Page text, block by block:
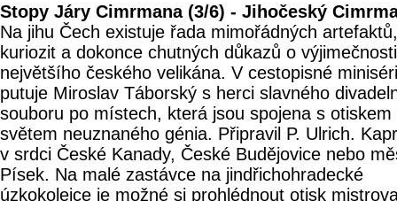
Stopy Járy Cimrmana (3/6) - Jihočeský
Na jihu Čech existuje řada mimořádných artefaktů,
kuriozit a dokonce chutných důkazů o výjimečnosti
největšího českého velikána. V cestopisné
putuje Miroslav Táborský s herci slavného
souboru po místech, která jsou spojena s otiskem
světem neuznaného génia. Připravil P. Ulrich.
v srdci České Kanady, České Budějovice nebo
Písek. Na malé zastávce na jindřichohradecké
úzkokolejce je možné si prohlédnout otisk